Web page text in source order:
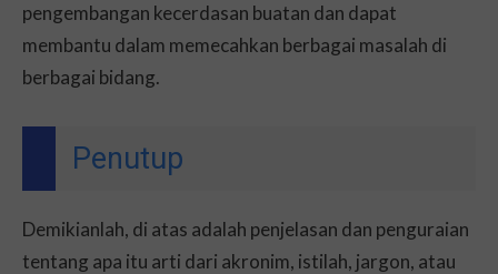
pengembangan kecerdasan buatan dan dapat
membantu dalam memecahkan berbagai masalah di
berbagai bidang.
Penutup
Demikianlah, di atas adalah penjelasan dan penguraian
tentang apa itu arti dari akronim, istilah, jargon, atau